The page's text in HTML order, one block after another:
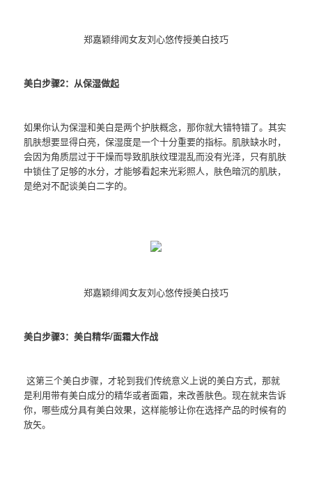
郑嘉颖绯闻女友刘心悠传授美白技巧
美白步骤2：从保湿做起
如果你认为保湿和美白是两个护肤概念，那你就大错特错了。其实
肌肤想要显得白亮，保湿度是一个十分重要的指标。肌肤缺水时，
会因为角质层过于干燥而导致肌肤纹理混乱而没有光泽，只有肌肤
中锁住了足够的水分，才能够看起来光彩照人，肤色暗沉的肌肤，
是绝对不配谈美白二字的。
郑嘉颖绯闻女友刘心悠传授美白技巧
美白步骤3：美白精华/面霜大作战
这第三个美白步骤，才轮到我们传统意义上说的美白方式，那就
是利用带有美白成分的精华或者面霜，来改善肤色。现在就来告诉
你，哪些成分具有美白效果，这样能够让你在选择产品的时候有的
放矢。